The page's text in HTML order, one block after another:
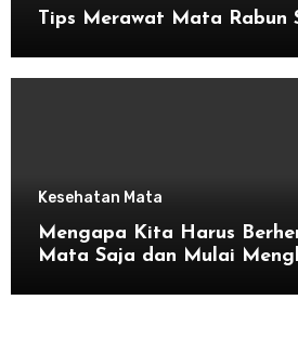
Tips Merawat Mata Rabun
Kesehatan Mata
Mengapa Kita Harus
Mata Saja dan Mulai